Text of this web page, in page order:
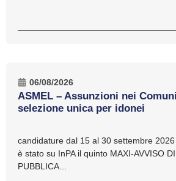
06/08/2026
ASMEL – Assunzioni nei
selezione unica per idonei
candidature dal 15 al 30 settembre
è stato su InPA il quinto MAXI-AVVISO
PUBBLICA...